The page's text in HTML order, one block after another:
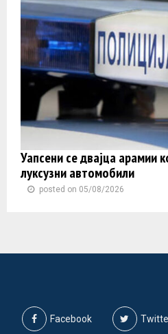
Уапсени се двајца арамии
луксузни автомобили
posted on 05/08/2026
Facebook